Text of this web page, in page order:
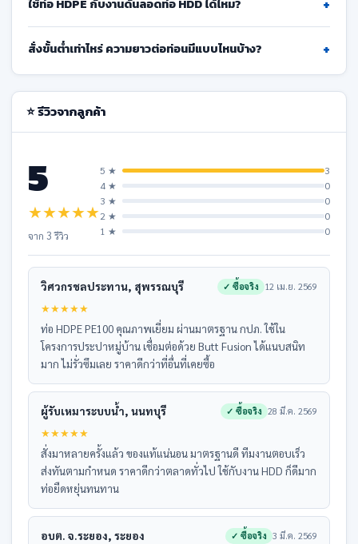
ใช้ท่อ HDPE กับงานดันลอดท่อ HDD ได้ไหม? +
สั่งขั้นต่ำเท่าไหร่ ความยาวต่อท่อนมีแบบไหนบ้าง? +
⭐ รีวิวจากลูกค้า
5
★★★★★
จาก 3 รีวิว
5 ★
3
4 ★
0
3 ★
0
2 ★
0
1 ★
0
วิศวกรชลประทาน, สุพรรณบุรี ✓ ซื้อจริง 12 เม.ย. 2569
★★★★★
ท่อ HDPE PE100 คุณภาพเยี่ยม ผ่านมาตรฐาน กปภ. ใช้ใน
โครงการประปาหมู่บ้าน เชื่อมต่อด้วย Butt Fusion ได้แนบสนิท
มาก ไม่รั่วซึมเลย ราคาดีกว่าที่อื่นที่เคยซื้อ
ผู้รับเหมาระบบน้ำ, นนทบุรี ✓ ซื้อจริง 28 มี.ค. 2569
★★★★★
สั่งมาหลายครั้งแล้ว ของแท้แน่นอน มาตรฐานดี ทีมงานตอบเร็ว
ส่งทันตามกำหนด ราคาดีกว่าตลาดทั่วไป ใช้กับงาน HDD ก็ดีมาก
ท่อยืดหยุ่นทนทาน
อบต. จ.ระยอง, ระยอง ✓ ซื้อจริง 3 มี.ค. 2569